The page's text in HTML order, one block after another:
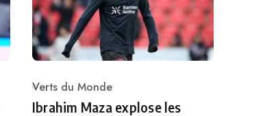
Category
Verts du Monde
Ibrahim Maza explose les